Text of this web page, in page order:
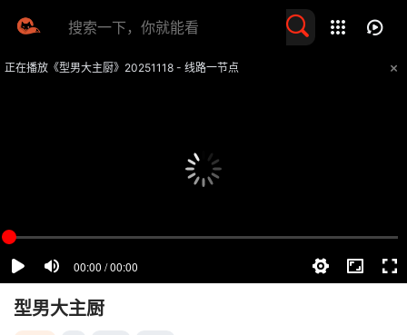
正在播放《型男大主厨》20251118 - 线路一节点
型男大主厨